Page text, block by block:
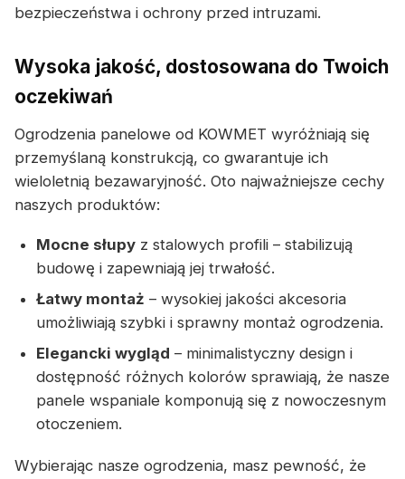
bezpieczeństwa i ochrony przed intruzami.
Wysoka jakość, dostosowana do Twoich
oczekiwań
Ogrodzenia panelowe od KOWMET wyróżniają się
przemyślaną konstrukcją, co gwarantuje ich
wieloletnią bezawaryjność. Oto najważniejsze cechy
naszych produktów:
Mocne słupy z stalowych profili – stabilizują
budowę i zapewniają jej trwałość.
Łatwy montaż – wysokiej jakości akcesoria
umożliwiają szybki i sprawny montaż ogrodzenia.
Elegancki wygląd – minimalistyczny design i
dostępność różnych kolorów sprawiają, że nasze
panele wspaniale komponują się z nowoczesnym
otoczeniem.
Wybierając nasze ogrodzenia, masz pewność, że